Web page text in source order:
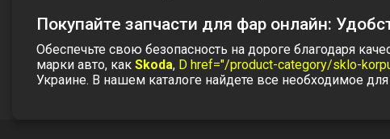
Покупайте запчасти для фар онлайн:
Обеспечьте свою безопасность на дороге благодаря
марки авто, как Skoda, D href="/product-category/sklo-
Украине. В нашем каталоге найдете все необходимое